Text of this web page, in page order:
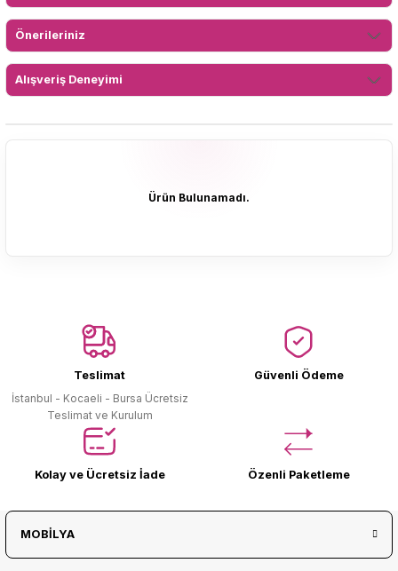
Önerileriniz
Alışveriş Deneyimi
Ürün Bulunamadı.
Teslimat
İstanbul - Kocaeli - Bursa Ücretsiz
Teslimat ve Kurulum
Güvenli Ödeme
Kolay ve Ücretsiz İade Özenli Paketleme
MOBİLYA